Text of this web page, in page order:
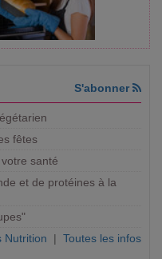
S'abonner
fêtes
santé
et de protéines à la
Nutrition | Toutes les infos